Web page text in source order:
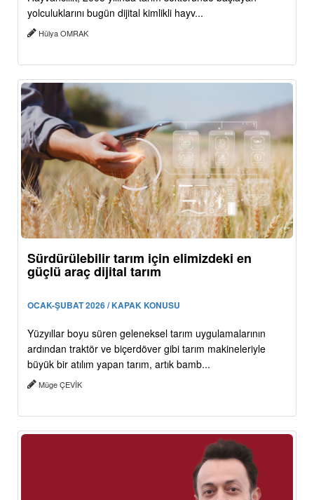
yolculuklarını bugün dijital kimlikli hayv...
Hülya OMRAK
Sürdürülebilir tarım için elimizdeki en
güçlü araç dijital tarım
OCAK-ŞUBAT 2026 / KAPAK KONUSU
Yüzyıllar boyu süren geleneksel tarım uygulamalarının
ardından traktör ve biçerdöver gibi tarım makineleriyle
büyük bir atılım yapan tarım, artık bamb...
Müge ÇEVİK